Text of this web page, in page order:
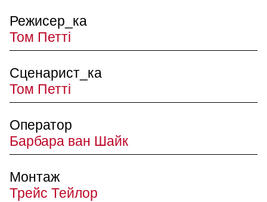
Режисер_ка
Том Петті
Сценарист_ка
Том Петті
Оператор
Барбара ван Шайк
Монтаж
Трейс Тейлор